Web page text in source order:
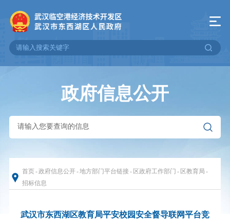
政府信息公开
首页-政府信息公开-地方部门平台链接- 区政府工作部门 - 区教育局 -
招标信息
武汉市东西湖区教育局平安校园安全督导联网平台竞